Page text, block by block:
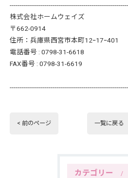
株式会社ホームウェイズ
〒662-0914
住所：兵庫県西宮市本町12ｰ17ｰ401
電話番号 : 0798-31-6618
FAX番号 : 0798-31-6619
< 前のページ 一覧に戻る
カテゴリー